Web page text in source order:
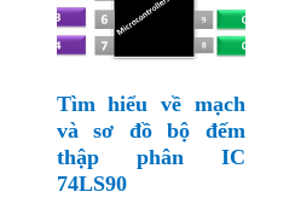
Tìm hiểu về mạch
và sơ đồ bộ đếm
thập phân IC
74LS90